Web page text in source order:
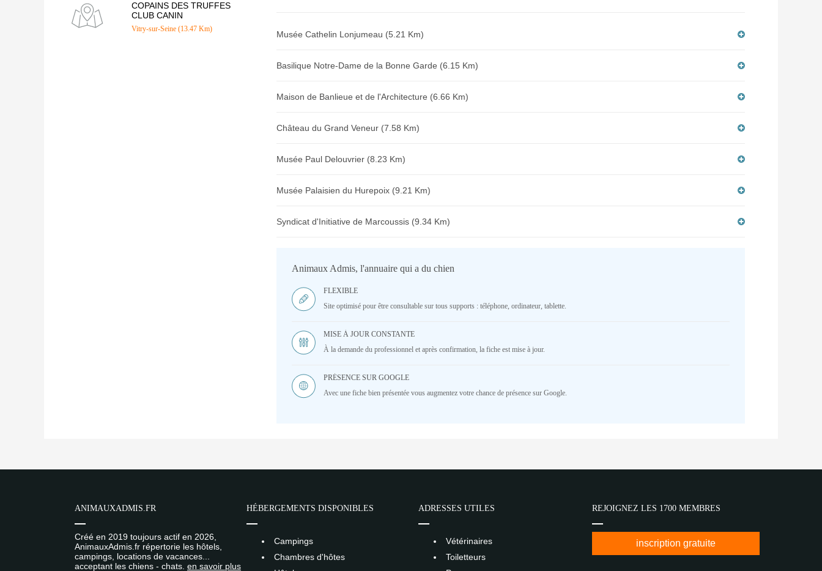
COPAINS DES TRUFFES
CLUB CANIN
Vitry-sur-Seine (13.47 Km)
Musée Cathelin Lonjumeau (5.21 Km)
Basilique Notre-Dame de la Bonne Garde (6.15 Km)
Maison de Banlieue et de l'Architecture (6.66 Km)
Château du Grand Veneur (7.58 Km)
Musée Paul Delouvrier (8.23 Km)
Musée Palaisien du Hurepoix (9.21 Km)
Syndicat d'Initiative de Marcoussis (9.34 Km)
Animaux Admis, l'annuaire qui a du chien
FLEXIBLE
Site optimisé pour être consultable sur tous supports : téléphone, ordinateur, tablette.
MISE À JOUR CONSTANTE
À la demande du professionnel et après confirmation, la fiche est mise à jour.
PRÉSENCE SUR GOOGLE
Avec une fiche bien présentée vous augmentez votre chance de présence sur Google.
ANIMAUXADMIS.FR
Créé en 2019 toujours actif en 2026,
AnimauxAdmis.fr répertorie les hôtels,
campings, locations de vacances...
acceptant les chiens - chats. en savoir plus
HÉBERGEMENTS DISPONIBLES
Campings
Chambres d'hôtes
ADRESSES UTILES
Vétérinaires
Toiletteurs
REJOIGNEZ LES 1700 MEMBRES
inscription gratuite